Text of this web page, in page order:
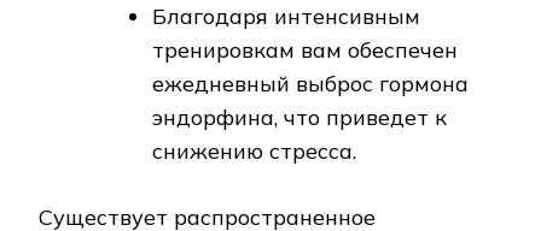
Благодаря интенсивным
тренировкам вам обеспечен
ежедневный выброс гормона
эндорфина, что приведет к
снижению стресса.
Существует распространенное